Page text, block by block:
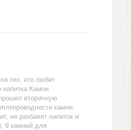
тех, кто любит
напитка.Камни
вторичную
камни
не разбавят напиток и
9 камней для